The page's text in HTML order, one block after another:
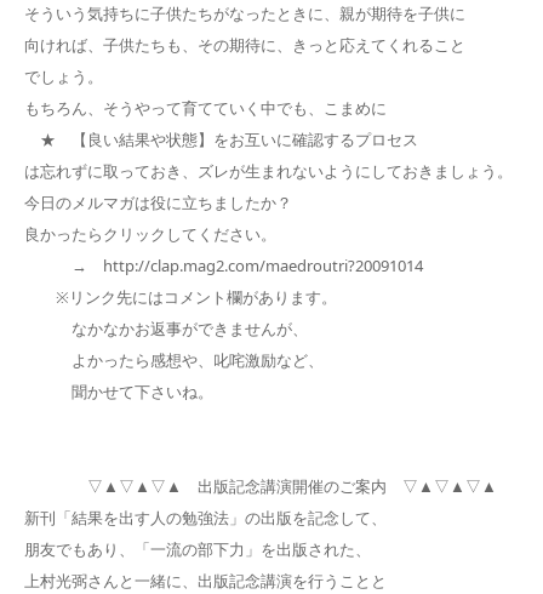
そういう気持ちに子供たちがなったときに、親が期待を子供に
向ければ、子供たちも、その期待に、きっと応えてくれること
でしょう。
もちろん、そうやって育てていく中でも、こまめに
★ 【良い結果や状態】をお互いに確認するプロセス
は忘れずに取っておき、ズレが生まれないようにしておきましょう。
今日のメルマガは役に立ちましたか？
良かったらクリックしてください。
→ http://clap.mag2.com/maedroutri?20091014
※リンク先にはコメント欄があります。
なかなかお返事ができませんが、
よかったら感想や、叱咤激励など、
聞かせて下さいね。
▽▲▽▲▽▲ 出版記念講演開催のご案内 ▽▲▽▲▽▲
新刊「結果を出す人の勉強法」の出版を記念して、
朋友でもあり、「一流の部下力」を出版された、
上村光弼さんと一緒に、出版記念講演を行うことと